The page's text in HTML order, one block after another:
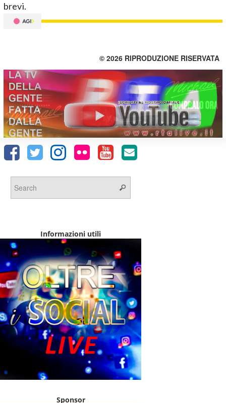
brevi.
© 2026 RIPRODUZIONE RISERVATA
Informazioni utili
Sponsor